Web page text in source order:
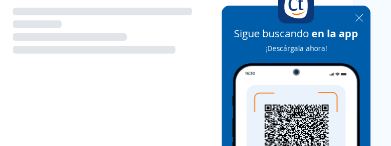
Sigue buscando en la app
¡Descárgala ahora!